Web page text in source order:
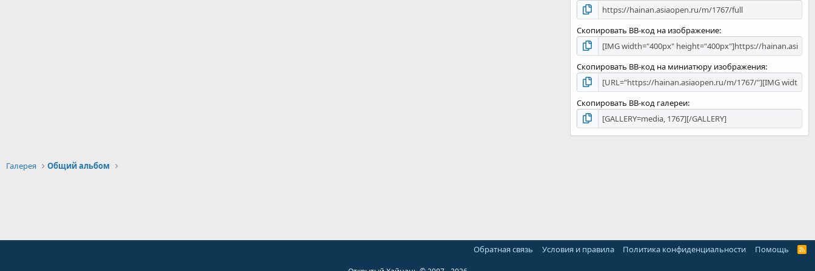
Скопировать BB-код на изображение
Скопировать BB-код на миниатюру изображения
Скопировать BB-код галереи
Галерея Общий альбом
Обратная связь Условия и правила Политика конфиденциальности Помощь
R